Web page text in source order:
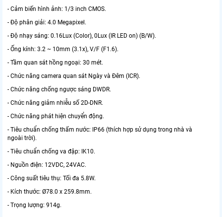
- Cảm biến hình ảnh: 1/3 inch CMOS.
- Độ phân giải: 4.0 Megapixel.
- Độ nhạy sáng: 0.16Lux (Color), 0Lux (IR LED on) (B/W).
- Ống kính: 3.2 ~ 10mm (3.1x), V/F (F1.6).
- Tầm quan sát hồng ngoại: 30 mét.
- Chức năng camera quan sát Ngày và Đêm (ICR).
- Chức năng chống ngược sáng DWDR.
- Chức năng giảm nhiễu số 2D-DNR.
- Chức năng phát hiện chuyển động.
- Tiêu chuẩn chống thấm nước: IP66 (thích hợp sử dụng trong nhà và
ngoài trời).
- Tiêu chuẩn chống va đập: IK10.
- Nguồn điện: 12VDC, 24VAC.
- Công suất tiêu thụ: Tối đa 5.8W.
- Kích thước: Ø78.0 x 259.8mm.
- Trọng lượng: 914g.